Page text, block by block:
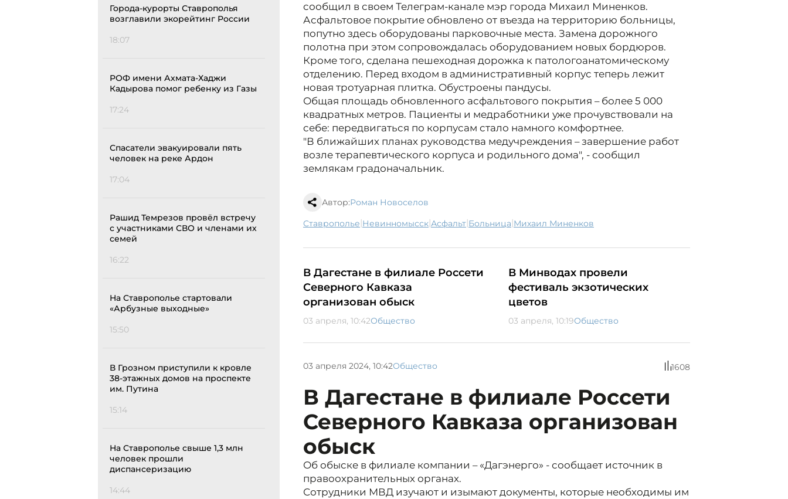
Города-курорты Ставрополья
возглавили экорейтинг России
18:07
РОФ имени Ахмата-Хаджи
Кадырова помог ребенку из Газы
17:24
Спасатели эвакуировали пять
человек на реке Ардон
17:04
Рашид Темрезов провёл встречу
с участниками СВО и членами их
семей
16:22
На Ставрополье стартовали
«Арбузные выходные»
15:50
В Грозном приступили к кровле
38-этажных домов на проспекте
им. Путина
15:14
На Ставрополье свыше 1,3 млн
человек прошли
диспансеризацию
14:44
сообщил в своем Телеграм-канале мэр города Михаил Миненков.
Асфальтовое покрытие обновлено от въезда на территорию больницы,
попутно здесь оборудованы парковочные места. Замена дорожного
полотна при этом сопровождалась оборудованием новых бордюров.
Кроме того, сделана пешеходная дорожка к патологоанатомическому
отделению. Перед входом в административный корпус теперь лежит
новая тротуарная плитка. Обустроены пандусы.
Общая площадь обновленного асфальтового покрытия – более 5 000
квадратных метров. Пациенты и медработники уже прочувствовали на
себе: передвигаться по корпусам стало намного комфортнее.
"В ближайших планах руководства медучреждения – завершение работ
возле терапевтического корпуса и родильного дома", - сообщил
землякам градоначальник.
Автор:Роман Новоселов
Ставрополье| Невинномысск| асфальт| больница| Михаил Миненков
В Дагестане в филиале Россети
Северного Кавказа
организован обыск
03 апреля, 10:42Общество
В Минводах провели
фестиваль экзотических
цветов
03 апреля, 10:19Общество
03 апреля 2024, 10:42Общество 1608
В Дагестане в филиале Россети
Северного Кавказа организован
обыск
Об обыске в филиале компании – «Дагэнерго» - сообщает источник в
правоохранительных органах.
Сотрудники МВД изучают и изымают документы, которые необходимы им